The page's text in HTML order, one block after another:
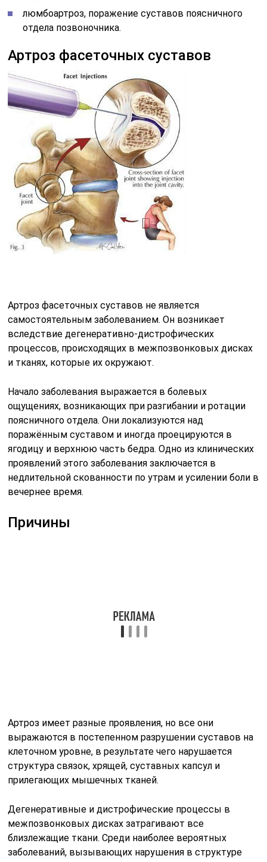
люмбоартроз, поражение суставов поясничного
отдела позвоночника.
Артроз фасеточных суставов
Артроз фасеточных суставов не является
самостоятельным заболеванием. Он возникает
вследствие дегенеративно-дистрофических
процессов, происходящих в межпозвонковых дисках
и тканях, которые их окружают.
Начало заболевания выражается в болевых
ощущениях, возникающих при разгибании и ротации
поясничного отдела. Они локализуются над
поражённым суставом и иногда проецируются в
ягодицу и верхнюю часть бедра. Одно из клинических
проявлений этого заболевания заключается в
недлительной скованности по утрам и усилении боли в
вечернее время.
Причины
Артроз имеет разные проявления, но все они
выражаются в постепенном разрушении суставов на
клеточном уровне, в результате чего нарушается
структура связок, хрящей, суставных капсул и
прилегающих мышечных тканей.
Дегенеративные и дистрофические процессы в
межпозвонковых дисках затрагивают все
близлежащие ткани. Среди наиболее вероятных
заболеваний, вызывающих нарушения в структуре